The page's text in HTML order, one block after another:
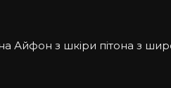
Айфон з шкіри пітона з